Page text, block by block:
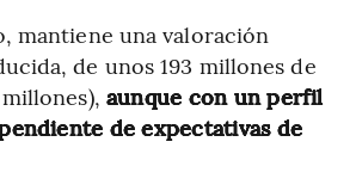
mantiene una valoración
de unos 193 millones de
aunque con un perfil
de expectativas de